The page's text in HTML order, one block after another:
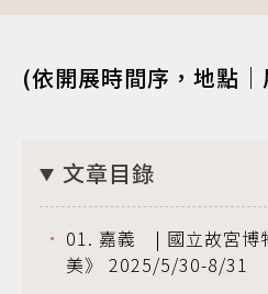
(依開展時間序，地點｜
文章目錄
01. 嘉義 | 國立故宮博
美》 2025/5/30-8/31